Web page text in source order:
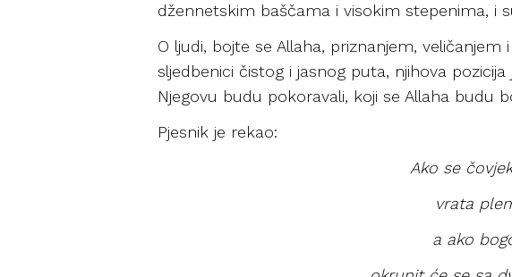
džennetskim baščama i visokim stepenima, i
O ljudi, bojte se Allaha, priznanjem,
sljedbenici čistog i jasnog puta, njihova
Njegovu budu pokoravali, koji se Allaha budu
Pjesnik je rekao:
Ako se
vrata
a ako